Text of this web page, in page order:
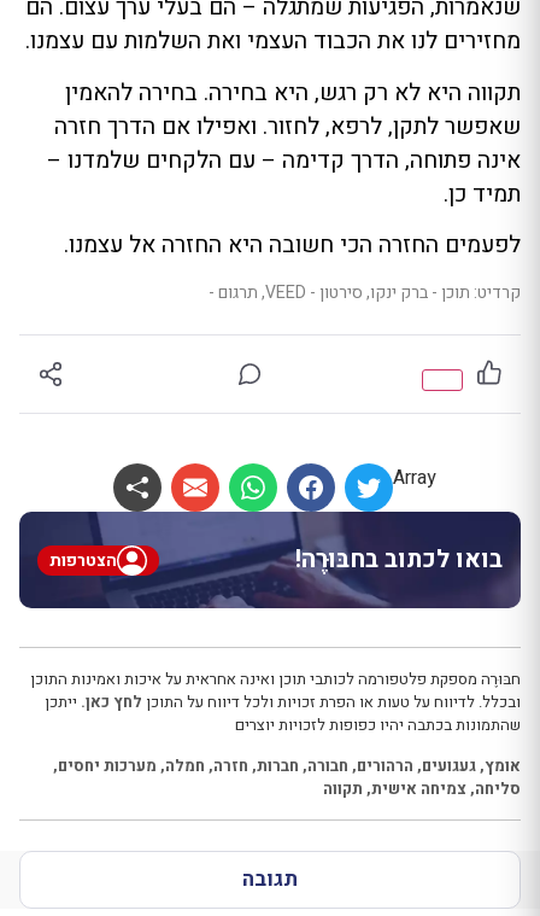
שנאמרות, הפגיעות שמתגלה – הם בעלי ערך עצום. הם
מחזירים לנו את הכבוד העצמי ואת השלמות עם עצמנו.
תקווה היא לא רק רגש, היא בחירה. בחירה להאמין
שאפשר לתקן, לרפא, לחזור. ואפילו אם הדרך חזרה
אינה פתוחה, הדרך קדימה – עם הלקחים שלמדנו –
תמיד כן.
לפעמים החזרה הכי חשובה היא החזרה אל עצמנו.
קרדיט: תוכן - ברק ינקו, סירטון - VEED, תרגום -
Array
בואו לכתוב בחבּוּרֶה! הצטרפות
חבּוּרֶה מספקת פלטפורמה לכותבי תוכן ואינה אחראית על איכות ואמינות התוכן
ובכלל. לדיווח על טעות או הפרת זכויות ולכל דיווח על התוכן לחץ כאן. ייתכן
שהתמונות בכתבה יהיו כפופות לזכויות יוצרים
אומץ, געגועים, הרהורים, חבורה, חברות, חזרה, חמלה, מערכות יחסים,
סליחה, צמיחה אישית, תקווה
תגובה